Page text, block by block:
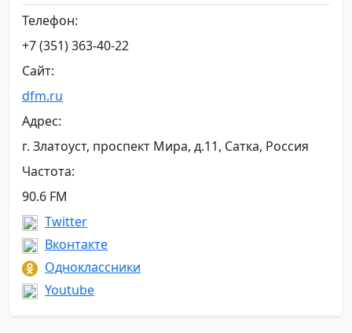
Телефон:
+7 (351) 363-40-22
Сайт:
dfm.ru
Адрес:
г. Златоуст, проспект Мира, д.11, Сатка, Россия
Частота:
90.6 FM
Twitter
Вконтакте
Одноклассники
Youtube